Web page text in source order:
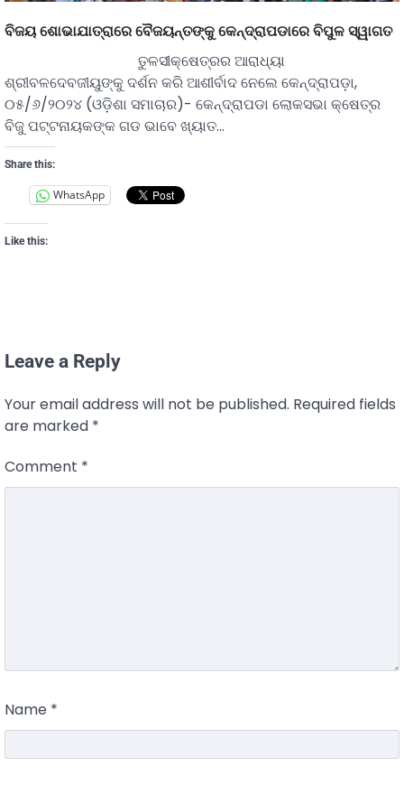
ବିଜୟ ଶୋଭାଯାତ୍ରାରେ ବୈଜୟନ୍ତଙ୍କୁ କେନ୍ଦ୍ରାପଡାରେ ବିପୁଳ ସ୍ୱାଗତ
ତୁଳସୀକ୍ଷେତ୍ରର ଆରାଧ୍ୟା
ଶ୍ରୀବଳଦେବଜୀୟୁଙ୍କୁ ଦର୍ଶନ କରି ଆଶୀର୍ବାଦ ନେଲେ କେନ୍ଦ୍ରାପଡ଼ା,
୦୫/୬/୨୦୨୪ (ଓଡ଼ିଶା ସମାଚାର)- କେନ୍ଦ୍ରାପଡା ଲୋକସଭା କ୍ଷେତ୍ର
ବିଜୁ ପଟ୍ଟନାୟକଙ୍କ ଗଡ ଭାବେ ଖ୍ୟାତ…
Share this:
WhatsApp
Like this:
Leave a Reply
Your email address will not be published. Required fields
are marked *
Comment *
Name *